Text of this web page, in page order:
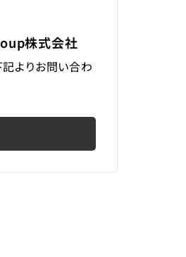
株式会社
よりお問い合わ